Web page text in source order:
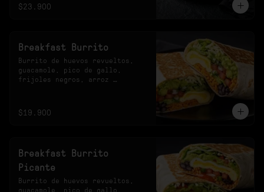
$23.900
Breakfast Burrito
Burrito de huevos revueltos,
guacamole, pico de gallo,
frijoles negros, arroz
$19.900
Breakfast Burrito
Picante
Burrito de huevos revueltos,
guacamole, pico de gallo,